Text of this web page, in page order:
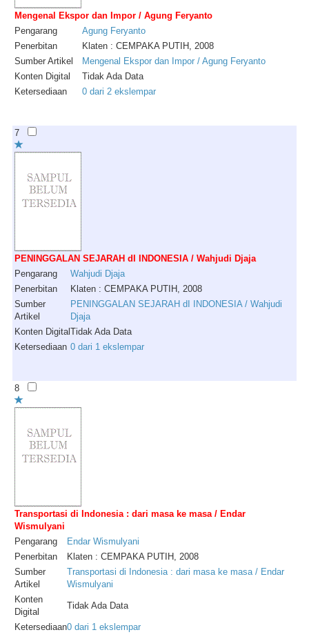
Mengenal Ekspor dan Impor / Agung Feryanto
Pengarang
Agung Feryanto
Penerbitan
Klaten : CEMPAKA PUTIH, 2008
Sumber Artikel
Mengenal Ekspor dan Impor / Agung Feryanto
Konten Digital
Tidak Ada Data
Ketersediaan
0 dari 2 ekslempar
7
PENINGGALAN SEJARAH dI INDONESIA / Wahjudi Djaja
Pengarang
Wahjudi Djaja
Penerbitan
Klaten : CEMPAKA PUTIH, 2008
Sumber
Artikel
PENINGGALAN SEJARAH dI INDONESIA / Wahjudi
Djaja
Konten DigitalTidak Ada Data
Ketersediaan 0 dari 1 ekslempar
8
Transportasi di Indonesia : dari masa ke masa / Endar
Wismulyani
Pengarang
Endar Wismulyani
Penerbitan
Klaten : CEMPAKA PUTIH, 2008
Sumber
Artikel
Transportasi di Indonesia : dari masa ke masa / Endar
Wismulyani
Konten
Digital
Tidak Ada Data
Ketersediaan0 dari 1 ekslempar